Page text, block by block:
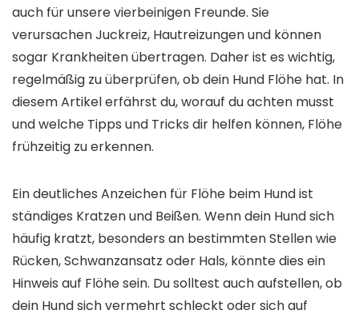
auch für unsere vierbeinigen Freunde. Sie
verursachen Juckreiz, Hautreizungen und können
sogar Krankheiten übertragen. Daher ist es wichtig,
regelmäßig zu überprüfen, ob dein Hund Flöhe hat. In
diesem Artikel erfährst du, worauf du achten musst
und welche Tipps und Tricks dir helfen können, Flöhe
frühzeitig zu erkennen.
Ein deutliches Anzeichen für Flöhe beim Hund ist
ständiges Kratzen und Beißen. Wenn dein Hund sich
häufig kratzt, besonders an bestimmten Stellen wie
Rücken, Schwanzansatz oder Hals, könnte dies ein
Hinweis auf Flöhe sein. Du solltest auch aufstellen, ob
dein Hund sich vermehrt schleckt oder sich auf